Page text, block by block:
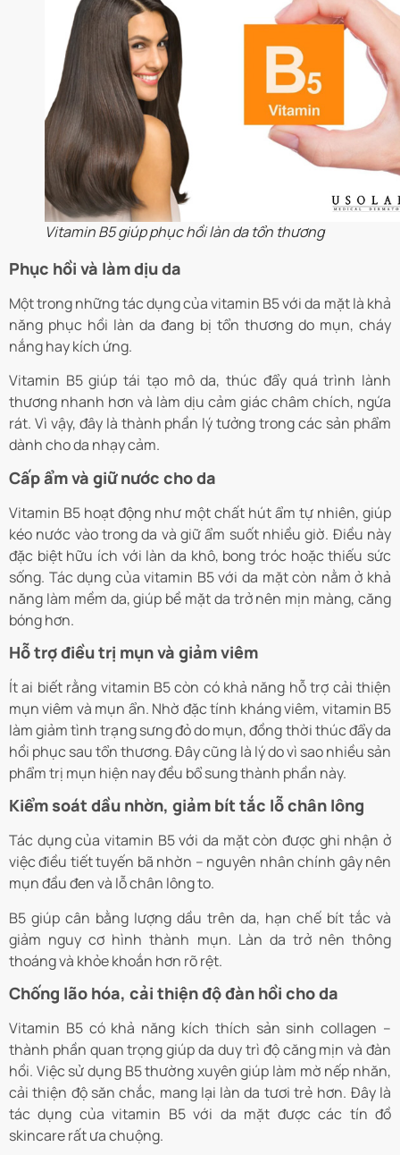
Vitamin B5 giúp phục hồi làn da tổn thương
Phục hồi và làm dịu da
Một trong những tác dụng của vitamin B5 với da mặt là khả
năng phục hồi làn da đang bị tổn thương do mụn, cháy
nắng hay kích ứng.
Vitamin B5 giúp tái tạo mô da, thúc đẩy quá trình lành
thương nhanh hơn và làm dịu cảm giác châm chích, ngứa
rát. Vì vậy, đây là thành phần lý tưởng trong các sản phẩm
dành cho da nhạy cảm.
Cấp ẩm và giữ nước cho da
Vitamin B5 hoạt động như một chất hút ẩm tự nhiên, giúp
kéo nước vào trong da và giữ ẩm suốt nhiều giờ. Điều này
đặc biệt hữu ích với làn da khô, bong tróc hoặc thiếu sức
sống. Tác dụng của vitamin B5 với da mặt còn nằm ở khả
năng làm mềm da, giúp bề mặt da trở nên mịn màng, căng
bóng hơn.
Hỗ trợ điều trị mụn và giảm viêm
Ít ai biết rằng vitamin B5 còn có khả năng hỗ trợ cải thiện
mụn viêm và mụn ẩn. Nhờ đặc tính kháng viêm, vitamin B5
làm giảm tình trạng sưng đỏ do mụn, đồng thời thúc đẩy da
hồi phục sau tổn thương. Đây cũng là lý do vì sao nhiều sản
phẩm trị mụn hiện nay đều bổ sung thành phần này.
Kiểm soát dầu nhờn, giảm bít tắc lỗ chân lông
Tác dụng của vitamin B5 với da mặt còn được ghi nhận ở
việc điều tiết tuyến bã nhờn – nguyên nhân chính gây nên
mụn đầu đen và lỗ chân lông to.
B5 giúp cân bằng lượng dầu trên da, hạn chế bít tắc và
giảm nguy cơ hình thành mụn. Làn da trở nên thông
thoáng và khỏe khoắn hơn rõ rệt.
Chống lão hóa, cải thiện độ đàn hồi cho da
Vitamin B5 có khả năng kích thích sản sinh collagen –
thành phần quan trọng giúp da duy trì độ căng mịn và đàn
hồi. Việc sử dụng B5 thường xuyên giúp làm mờ nếp nhăn,
cải thiện độ săn chắc, mang lại làn da tươi trẻ hơn. Đây là
tác dụng của vitamin B5 với da mặt được các tín đồ
skincare rất ưa chuộng.